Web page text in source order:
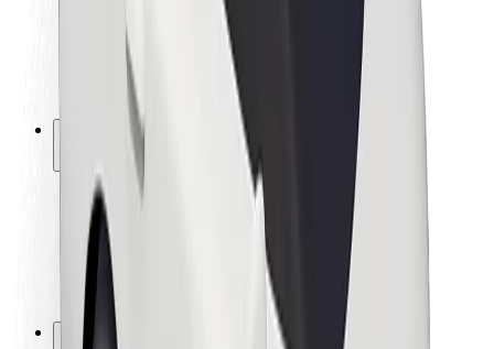
Bezpečnosť vodičov
Bezpečnosť na kolobežkách
Bezpečnostný lab
Lokality
Riešenia pre mestá
Letiská
Nabíjacie stanice Bolt
Podpora